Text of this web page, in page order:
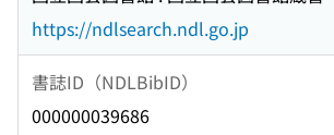
https://ndlsearch.ndl.go.jp
書誌ID（NDLBibID）
000000039686